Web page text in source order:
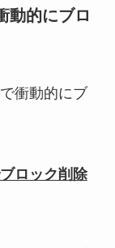
動的にブロ
衝動的にブ
ロック削除